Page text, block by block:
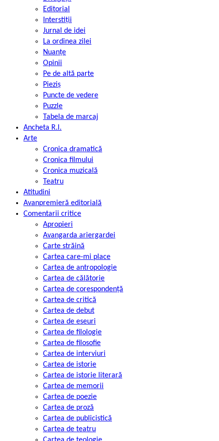
Editorial
Interstiții
Jurnal de idei
La ordinea zilei
Nuanțe
Opinii
Pe de altă parte
Pieziș
Puncte de vedere
Puzzle
Tabela de marcaj
Ancheta R.l.
Arte
Cronica dramatică
Cronica filmului
Cronica muzicală
Teatru
Atitudini
Avanpremieră editorială
Comentarii critice
Apropieri
Avangarda ariergardei
Carte străină
Cartea care-mi place
Cartea de antropologie
Cartea de călătorie
Cartea de corespondență
Cartea de critică
Cartea de debut
Cartea de eseuri
Cartea de filologie
Cartea de filosofie
Cartea de interviuri
Cartea de istorie
Cartea de istorie literară
Cartea de memorii
Cartea de poezie
Cartea de proză
Cartea de publicistică
Cartea de teatru